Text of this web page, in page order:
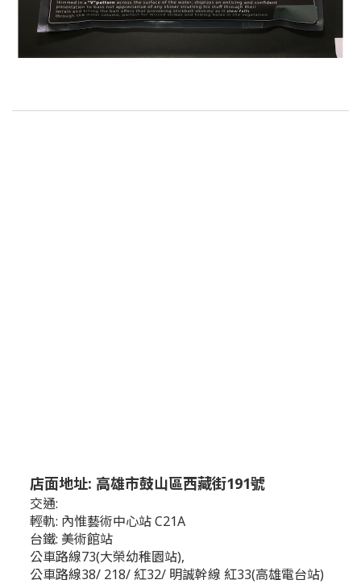
店面地址: 高雄市鼓山區西藏街191號
交通:
輕軌: 內惟藝術中心站 C21A
台鐵: 美術館站
公車路線73(大榮幼稚園站),
公車路線38/ 218/ 紅32/ 明誠幹線 紅33(高雄電台站)